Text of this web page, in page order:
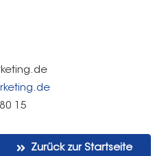
15
Zurück zur Startseite